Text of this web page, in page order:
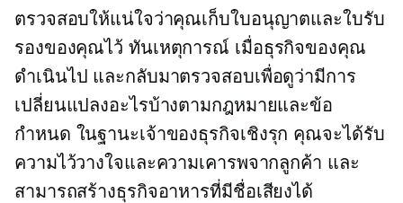
ตรวจสอบให้แน่ใจว่าคุณเก็บใบอนุญาตและใบรับ
รองของคุณไว้ ทันเหตุการณ์ เมื่อธุรกิจของคุณ
ดำเนินไป และกลับมาตรวจสอบเพื่อดูว่ามีการ
เปลี่ยนแปลงอะไรบ้างตามกฎหมายและข้อ
กำหนด ในฐานะเจ้าของธุรกิจเชิงรุก คุณจะได้รับ
ความไว้วางใจและความเคารพจากลูกค้า และ
สามารถสร้างธุรกิจอาหารที่มีชื่อเสียงได้